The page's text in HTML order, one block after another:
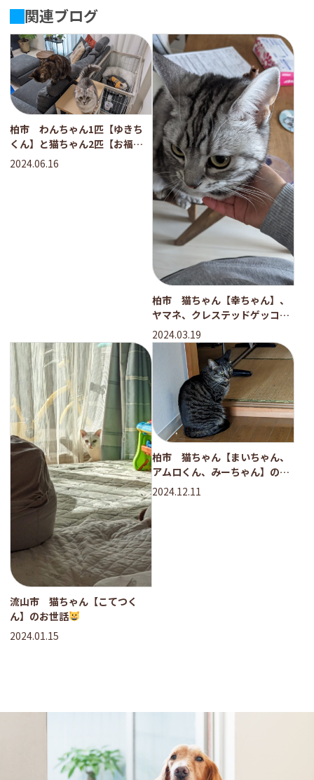
関連ブログ
柏市 わんちゃん1匹【ゆきち
くん】と猫ちゃん2匹【お福ち
ゃん、虎次郎くん】のお世話
2024.06.16
柏市 猫ちゃん【幸ちゃん】、
ヤマネ、クレステッドゲッコー
のお世話
2024.03.19
流山市 猫ちゃん【こてつく
ん】のお世話
2024.01.15
柏市 猫ちゃん【まいちゃん、
アムロくん、みーちゃん】のお
世話
2024.12.11